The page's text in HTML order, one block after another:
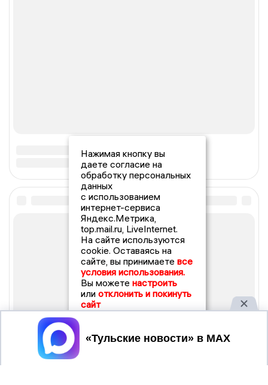
Нажимая кнопку вы
даете согласие на
обработку персональных
данных
с использованием
интернет-сервиса
Яндекс.Метрика,
top.mail.ru, LiveInternet.
На сайте используются
cookie. Оставаясь на
сайте, вы принимаете все
условия использования.
Вы можете настроить
или отклонить и покинуть
сайт
Принять